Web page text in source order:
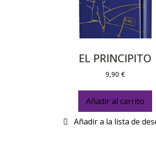
EL PRINCIPITO
9,90€
Añadir al carrito